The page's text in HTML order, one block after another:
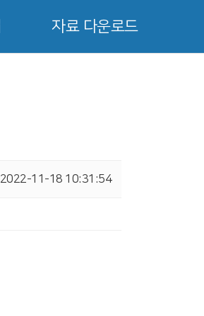
자료 다운로드
2022-11-18 10:31:54